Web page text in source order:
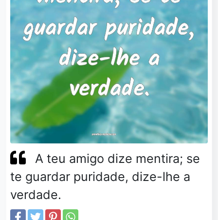
A teu amigo dize mentira; se
te guardar puridade, dize-lhe a
verdade.